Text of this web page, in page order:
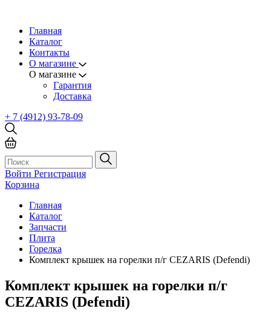
Главная
Каталог
Контакты
О магазине
О магазине
Гарантия
Доставка
+ 7 (4912) 93-78-09
Войти Регистрация
Корзина
Главная
Каталог
Запчасти
Плита
Горелка
Комплект крышек на горелки п/г СEZARIS (Defendi)
Комплект крышек на горелки п/г
СEZARIS (Defendi)